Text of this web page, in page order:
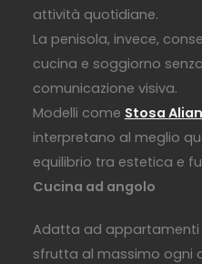
attività quotidiane.
La penisola, invece,
cucina e soggiorno
comunicazione visiva.
Modelli come Stosa
interpretano al meglio
equilibrio tra estetica e
Cucina ad angolo
Adatta ad appartamenti
sfrutta al massimo ogni